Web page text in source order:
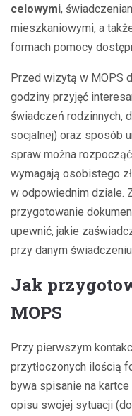
celowymi,
mieszkaniowymi, a
formach pomocy
Przed wizytą w MOPS
godziny przyjęć
świadczeń rodzinnych,
socjalnej) oraz sposób
spraw można
wymagają osobistego
w odpowiednim dziale.
przygotowanie
upewnić, jakie
przy danym
Jak
MOPS
Przy pierwszym
przytłoczonych ilością
bywa spisanie na
opisu swojej sytuacji